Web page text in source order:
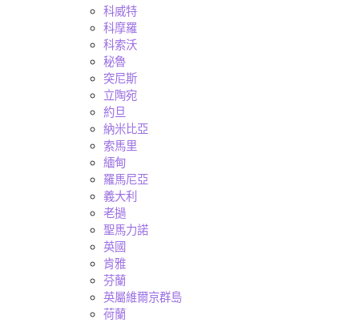
科威特
科摩羅
科索沃
秘魯
突尼斯
立陶宛
約旦
納米比亞
索馬里
緬甸
羅馬尼亞
義大利
老撾
聖馬力諾
英國
肯雅
芬蘭
英屬維爾京群島
荷蘭